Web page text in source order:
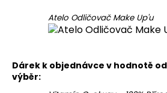
Atelo Odličovač Make Up'u
Dárek k objednávce v hodnotě od
výběr: